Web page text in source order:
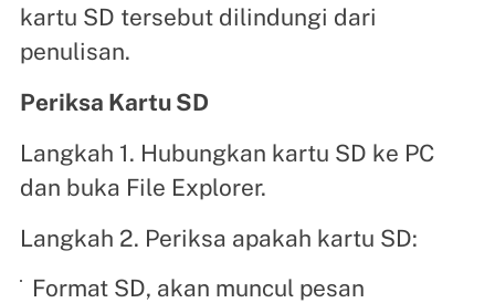
kartu SD tersebut dilindungi dari
penulisan.
Periksa Kartu SD
Langkah 1. Hubungkan kartu SD ke PC
dan buka File Explorer.
Langkah 2. Periksa apakah kartu SD:
Format SD, akan muncul pesan